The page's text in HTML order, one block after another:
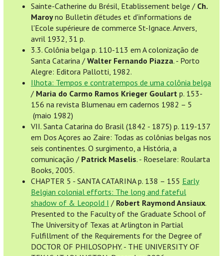
Sainte-Catherine du Brésil, Etablissement belge / Ch.
Maroyno Bulletin d'études et d'informations de
l'Ecole supérieure de commerce St-Ignace. Anvers,
avril 1932, 31 p.
3.3. Colônia belga p. 110-113 em A colonização de
Santa Catarina / Walter Fernando Piazza. - Porto
Alegre: Editora Pallotti, 1982.
Ilhota: Tempos e contratempos de uma colônia belga
/ Maria do Carmo Ramos Krieger Goulart p. 153-
156 na revista Blumenau em cadernos 1982 – 5
(maio 1982)
VII. Santa Catarina do Brasil (1842 - 1875) p. 119-137
em Dos Açores ao Zaire: Todas as colônias belgas nos
seis continentes. O surgimento, a História, a
comunicação / Patrick Maselis. - Roeselare: Roularta
Books, 2005.
CHAPTER 5 - SANTA CATARINA p. 138 – 155 Early
Belgian colonial efforts: The long and fateful
shadow of & Leopold I / Robert Raymond Ansiaux.
Presented to the Faculty of the Graduate School of
The University of Texas at Arlington in Partial
Fulfillment of the Requirements for the Degree of
DOCTOR OF PHILOSOPHY. - THE UNIVERSITY OF